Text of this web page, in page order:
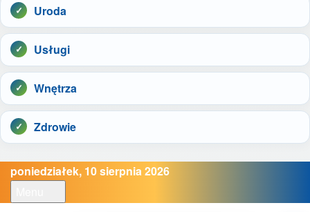
Uroda
Usługi
Wnętrza
Zdrowie
poniedziałek, 10 sierpnia 2026